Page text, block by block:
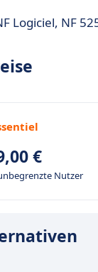
Logiciel, NF
€
Nutzer